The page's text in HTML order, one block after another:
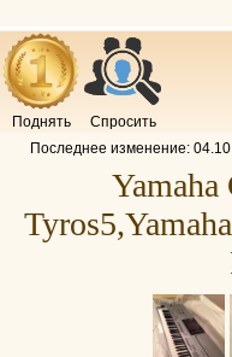
Поднять Спросить
Последнее изменение:
Yamaha